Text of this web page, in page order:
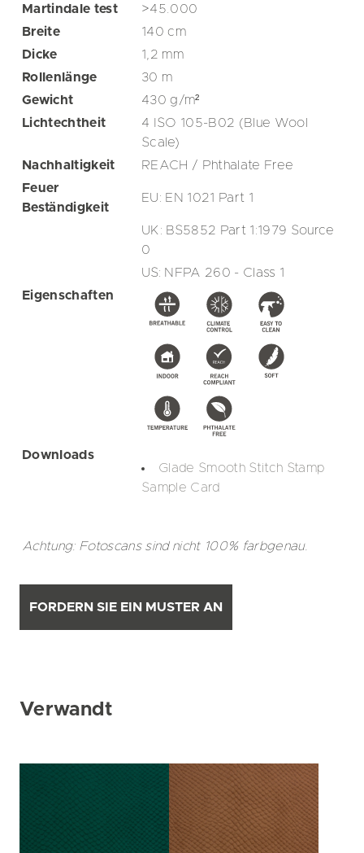
Martindale test
>45.000
Breite
140cm
Dicke
1,2 mm
Rollenlänge
30 m
Gewicht
430g/m²
Lichtechtheit
4 ISO 105-B02 (Blue Wool
Scale)
Nachhaltigkeit
REACH / Phthalate Free
Feuer
Beständigkeit
EU: EN 1021 Part 1
UK: BS5852 Part 1:1979 Source
0
US: NFPA 260 - Class 1
Eigenschaften
Downloads
Glade Smooth Stitch Stamp
Sample Card
Achtung: Fotoscans sind nicht 100% farbgenau.
FORDERN SIE EIN MUSTER AN
Verwandt